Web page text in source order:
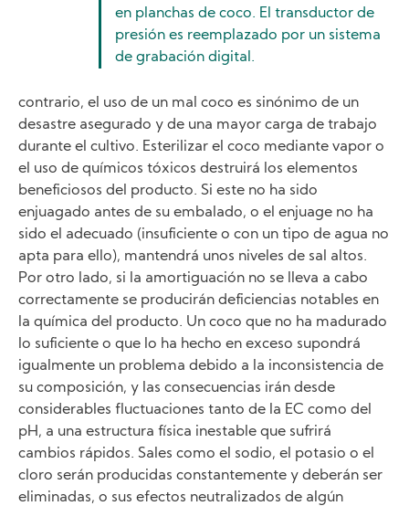
en planchas de coco. El transductor de
presión es reemplazado por un sistema
de grabación digital.
contrario, el uso de un mal coco es sinónimo de un
desastre asegurado y de una mayor carga de trabajo
durante el cultivo. Esterilizar el coco mediante vapor o
el uso de químicos tóxicos destruirá los elementos
beneficiosos del producto. Si este no ha sido
enjuagado antes de su embalado, o el enjuage no ha
sido el adecuado (insuficiente o con un tipo de agua no
apta para ello), mantendrá unos niveles de sal altos.
Por otro lado, si la amortiguación no se lleva a cabo
correctamente se producirán deficiencias notables en
la química del producto. Un coco que no ha madurado
lo suficiente o que lo ha hecho en exceso supondrá
igualmente un problema debido a la inconsistencia de
su composición, y las consecuencias irán desde
considerables fluctuaciones tanto de la EC como del
pH, a una estructura física inestable que sufrirá
cambios rápidos. Sales como el sodio, el potasio o el
cloro serán producidas constantemente y deberán ser
eliminadas, o sus efectos neutralizados de algún